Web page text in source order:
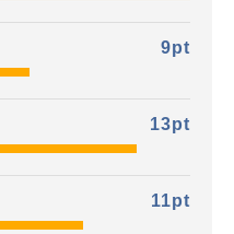
9pt
13pt
11pt